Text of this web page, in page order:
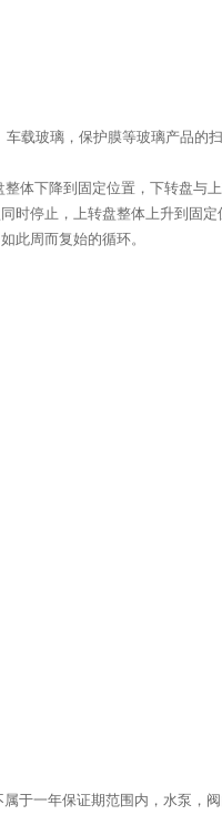
载玻璃，保护膜等玻璃产品的扫
体下降到固定位置，下转盘与
时停止，上转盘整体上升到固
此周而复始的循环。
于一年保证期范围内，水泵，阀